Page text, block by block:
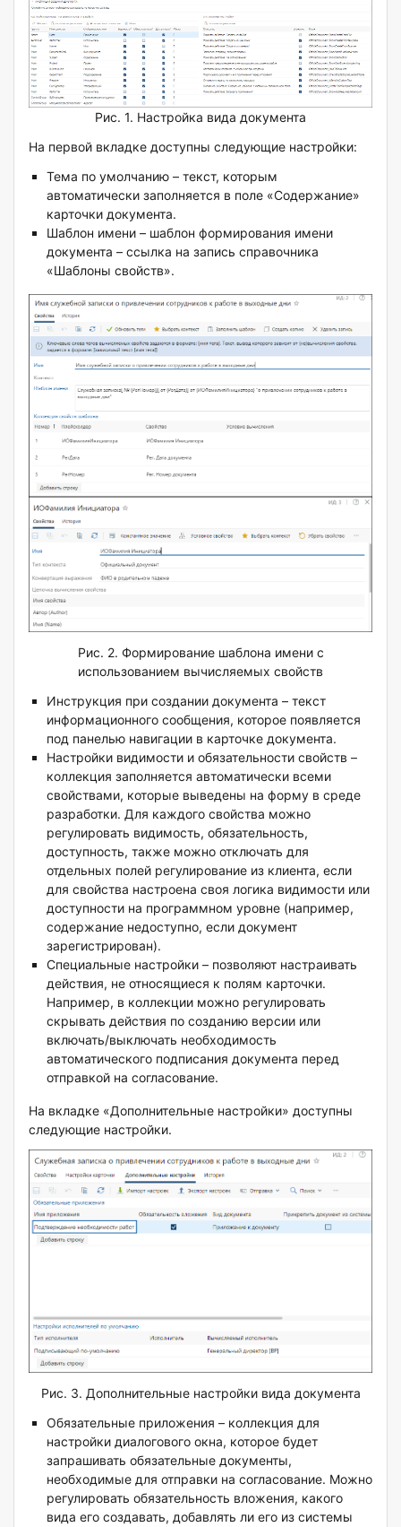
Рис. 1. Настройка вида документа
На первой вкладке доступны следующие настройки:
Тема по умолчанию – текст, которым
автоматически заполняется в поле «Содержание»
карточки документа.
Шаблон имени – шаблон формирования имени
документа – ссылка на запись справочника
«Шаблоны свойств».
Рис. 2. Формирование шаблона имени с
использованием вычисляемых свойств
Инструкция при создании документа – текст
информационного сообщения, которое появляется
под панелью навигации в карточке документа.
Настройки видимости и обязательности свойств –
коллекция заполняется автоматически всеми
свойствами, которые выведены на форму в среде
разработки. Для каждого свойства можно
регулировать видимость, обязательность,
доступность, также можно отключать для
отдельных полей регулирование из клиента, если
для свойства настроена своя логика видимости или
доступности на программном уровне (например,
содержание недоступно, если документ
зарегистрирован).
Специальные настройки – позволяют настраивать
действия, не относящиеся к полям карточки.
Например, в коллекции можно регулировать
скрывать действия по созданию версии или
включать/выключать необходимость
автоматического подписания документа перед
отправкой на согласование.
На вкладке «Дополнительные настройки» доступны
следующие настройки.
Рис. 3. Дополнительные настройки вида документа
Обязательные приложения – коллекция для
настройки диалогового окна, которое будет
запрашивать обязательные документы,
необходимые для отправки на согласование. Можно
регулировать обязательность вложения, какого
вида его создавать, добавлять ли его из системы